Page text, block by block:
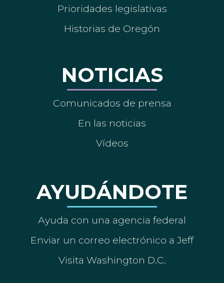
Prioridades legislativas
Historias de Oregón
NOTICIAS
Comunicados de prensa
En las noticias
Vídeos
AYUDÁNDOTE
Ayuda con una agencia federal
Enviar un correo electrónico a Jeff
Visita Washington D.C.